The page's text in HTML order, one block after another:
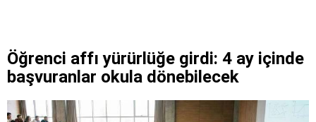
Öğrenci affı yürürlüğe girdi: 4 ay içinde
başvuranlar okula dönebilecek